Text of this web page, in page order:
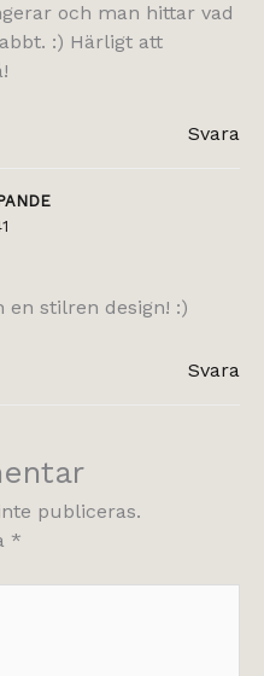
och man hittar vad
:) Härligt att
Svara
en stilren design! :)
Svara
publiceras.
*